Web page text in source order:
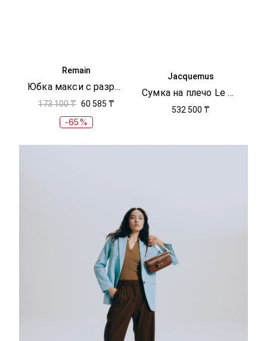
Remain
Юбка макси с разрезом
173 100 ₸ 60 585 ₸
-65%
Jacquemus
Сумка на плечо Le Bambino Long
532 500 ₸